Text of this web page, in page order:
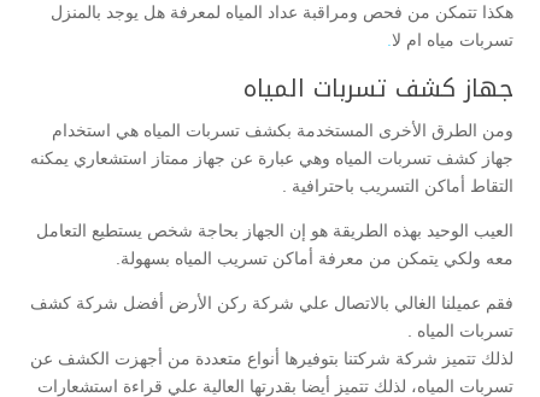
هكذا تتمكن من فحص ومراقبة عداد المياه لمعرفة هل يوجد بالمنزل
تسربات مياه ام لا
جهاز كشف تسربات المياه
ومن الطرق الأخرى المستخدمة بكشف تسربات المياه هي استخدام
جهاز كشف تسربات المياه وهي عبارة عن جهاز ممتاز استشعاري يمكنه
التقاط أماكن التسريب باحترافية .
العيب الوحيد بهذه الطريقة هو إن الجهاز بحاجة شخص يستطيع التعامل
معه ولكي يتمكن من معرفة أماكن تسريب المياه بسهولة.
فقم عميلنا الغالي بالاتصال علي شركة ركن الأرض أفضل شركة كشف
تسربات المياه .
لذلك تتميز شركة شركتنا بتوفيرها أنواع متعددة من أجهزت الكشف عن
تسربات المياه، لذلك تتميز أيضا بقدرتها العالية علي قراءة استشعارات